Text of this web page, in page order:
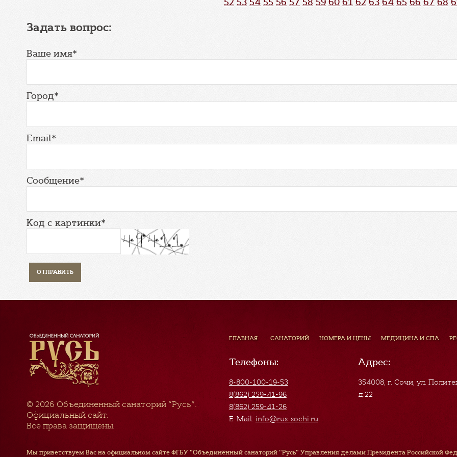
Задать вопрос:
Ваше имя*
Город*
Email*
Сообщение*
Код с картинки*
© 2026 Объединенный санаторий “Русь”.
Официальный сайт.
Все права защищены.
ГЛАВНАЯ САНАТОРИЙ НОМЕРА И ЦЕНЫ МЕДИЦИНА И СПА
Телефоны:
8-800-100-19-53
8(862) 259-41-96
8(862) 259-41-26
E-Mail: info@rus-sochi.ru
Адрес:
354008, г. Сочи,ул.
д.22
Мы приветствуем Вас на официальном сайте ФГБУ "Объединённый санаторий "Русь" Управления делами Президента Российской